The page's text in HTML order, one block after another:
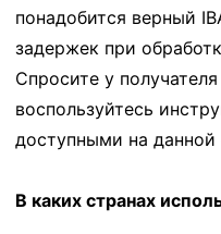
понадобится верный
задержек при
Спросите у
воспользуйтесь
доступными на данной
В каких странах